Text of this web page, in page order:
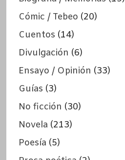
Cómic / Tebeo (20)
Cuentos (14)
Divulgación (6)
Ensayo / Opinión (33)
Guías (3)
No ficción (30)
Novela (213)
Poesía (5)